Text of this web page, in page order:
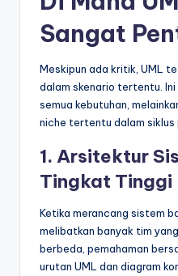
Sangat
Meskipun ada kritik, UML
dalam skenario tertentu. Ini
semua kebutuhan,
niche tertentu dalam siklus
1. Arsitektur
Tingkat Tinggi
Ketika merancang sistem
melibatkan banyak tim
berbeda, pemahaman
urutan UML dan diagram